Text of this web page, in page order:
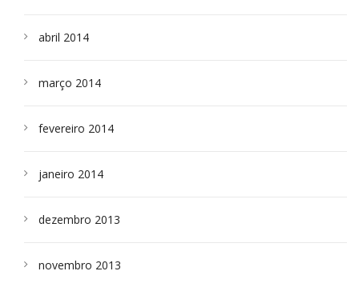
abril 2014
março 2014
fevereiro 2014
janeiro 2014
dezembro 2013
novembro 2013